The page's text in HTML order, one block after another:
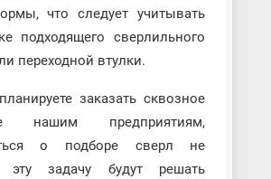
что следует учитывать
подходящего сверлильного
переходной втулки.
заказать сквозное
нашим предприятиям,
о подборе сверл не
эту задачу будут решать